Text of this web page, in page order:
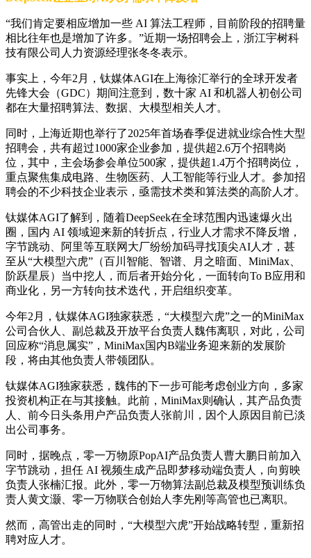
“我们肯定要相应增加一些 AI 算法工程师，目前阶段的招聘量
相比往年也是增加了许多。”近期一场招聘会上，浙江宇树科
技有限公司人力资源经理张冬冬表示。
事实上，今年2月，钛媒体AGI在上海徐汇举行的全球开发者
先锋大会（GDC）期间注意到，数十家 AI 和机器人初创公司
都在大量招聘算法、数据、大模型相关人才。
同时，上海近期也举行了2025年首场春季促进就业综合性大型
招聘会，共有超过1000家企业参加，提供超2.6万个招聘岗
位，其中，主会场参会单位500家，提供超1.4万个招聘岗位，
重点聚焦集成电路、生物医药、人工智能等行业人才。参加招
聘会的不少科技企业表示，亟需技术类和算法类的高阶人才。
钛媒体AGI了解到，随着DeepSeek在全球范围内迅速爆火出
圈，国内 AI 领域迎来新的转折点，行业人才需求不降反增，
字节跳动、阿里等互联网大厂纷纷加码寻找顶尖AI人才，甚
至从“大模型六虎”（百川智能、智谱、月之暗面、MiniMax、
阶跃星辰）当中挖人，而后者开始分化，一面转向To B应用和
商业化，另一方转向技术迭代，开启组织变革。
今年2月，钛媒体AGI独家获悉，“大模型六虎”之一的MiniMax
公司合伙人、副总裁及开放平台负责人魏伟离职，对此，公司
回应称“消息属实”，MiniMax国内B端业务迎来新的发展阶
段，将由其他负责人带领团队。
钛媒体AGI独家获悉，魏伟的下一步可能考虑创业方向，多家
投资机构正在与其接触。此前，MiniMax则确认，其产品负责
人、前今日头条用户产品负责人张前川，因个人原因目前已淡
出公司事务。
同时，据晚点，零一万物原PopAI产品负责人曹大鹏日前加入
字节跳动，担任 AI 视频生成产品即梦移动端负责人，向剪映
负责人张楠汇报。此外，零一万物算法副总裁及模型预训练负
责人黄文灏、零一万物联合创始人李先刚等高管也已离职。
然而，高管出走的同时，“大模型六虎”开始战略转型，重新招
聘对应人才。